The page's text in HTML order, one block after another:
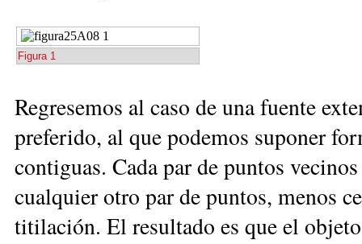
Figura 1
Regresemos al caso de una fuente
preferido, al que podemos suponer
contiguas. Cada par de puntos
cualquier otro par de puntos, menos
titilación. El resultado es que el